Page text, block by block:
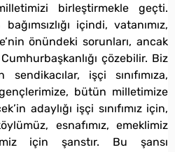
birleştirmekle geçti.
içindi, vatanımız,
önündeki sorunları, ancak
çözebilir. Biz
işçi sınıfımıza,
bütün milletimize
adaylığı işçi sınıfımız için,
esnafımız, emeklimiz
için şanstır. Bu şansı